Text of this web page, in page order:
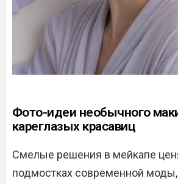
Фото-идеи необычного
кареглазых красавиц
Смелые решения в мейкапе
подмостках современной